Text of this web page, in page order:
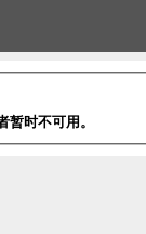
时不可用。